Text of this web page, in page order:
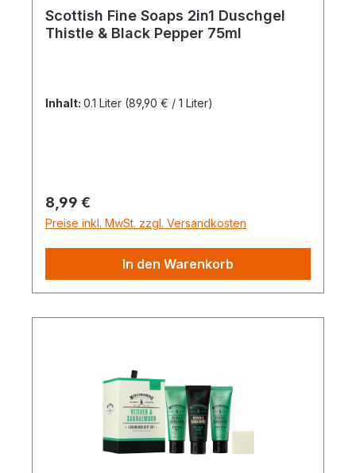
Scottish Fine Soaps 2in1 Duschgel
Thistle & Black Pepper 75ml
Inhalt: 0.1 Liter (89,90 € / 1 Liter)
Regulärer Preis:
8,99 €
Preise inkl. MwSt. zzgl. Versandkosten
In den Warenkorb